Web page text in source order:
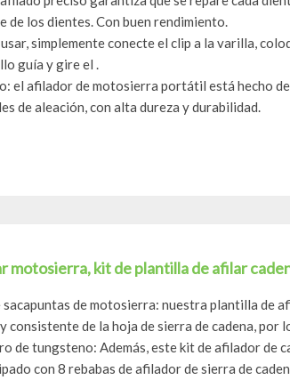
de los dientes. Con buen rendimiento.
simplemente conecte el clip a la varilla,
guía y gire el .
el afilador de motosierra portátil está hecho
de aleación, con alta dureza y durabilidad.
motosierra, kit de plantilla de afilar
sacapuntas de motosierra: nuestra plantilla de
consistente de la hoja de sierra de cadena, por
de tungsteno: Además, este kit de afilador de
con 8 rebabas de afilador de sierra de